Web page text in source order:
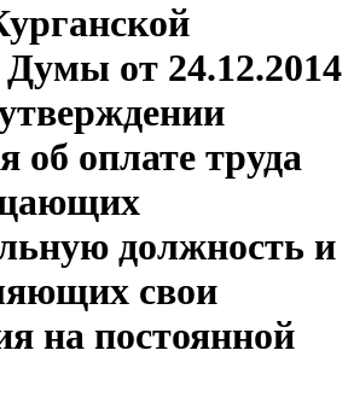
Думы от 24.12.2014
об оплате труда
должность и
свои
на постоянной